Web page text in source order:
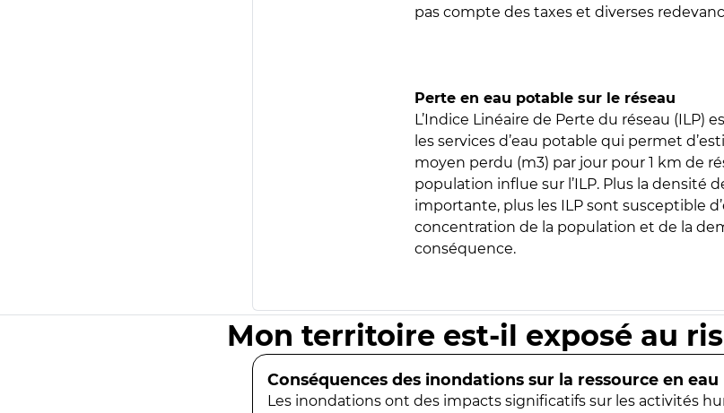
pas compte des taxes et diverses
Perte en eau potable sur le réseau
L’Indice Linéaire de Perte du réseau (ILP)
les services d’eau potable qui permet
moyen perdu (m3) par jour pour 1 km de
population influe sur l’ILP. Plus la densité
importante, plus les ILP sont susceptible
concentration de la population et de la
conséquence.
Mon territoire est-il exposé au
Conséquences des inondations sur la ressource en eau
Les inondations ont des impacts significatifs sur les activités